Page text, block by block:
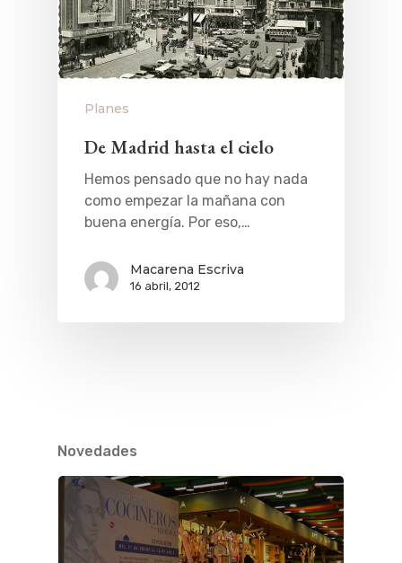
Planes
De Madrid hasta el cielo
Hemos pensado que no hay nada
como empezar la mañana con
buena energía. Por eso,…
Macarena Escriva
16 abril, 2012
Novedades